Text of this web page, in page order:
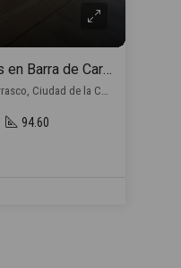
Penthouse 3 dormitorios en Barra de Carrasco
Avenida del Parque, Barra de Carrasco, Ciudad de la Costa
94.60